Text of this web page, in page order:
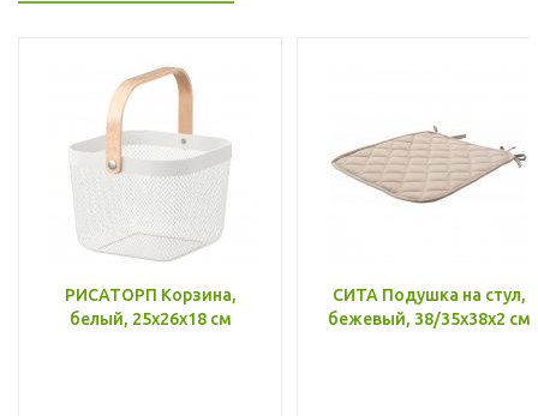
РИСАТОРП Корзина,
белый, 25x26x18 см
СИТА Подушка на стул,
бежевый, 38/35x38x2 см